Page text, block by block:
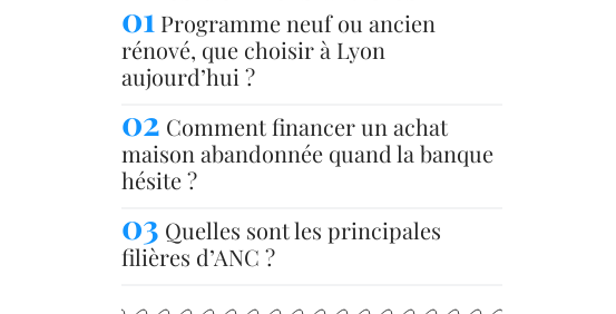
Programme neuf ou ancien
rénové, que choisir à Lyon
aujourd’hui ?
Comment financer un achat
maison abandonnée quand la banque
hésite ?
Quelles sont les principales
filières d’ANC ?